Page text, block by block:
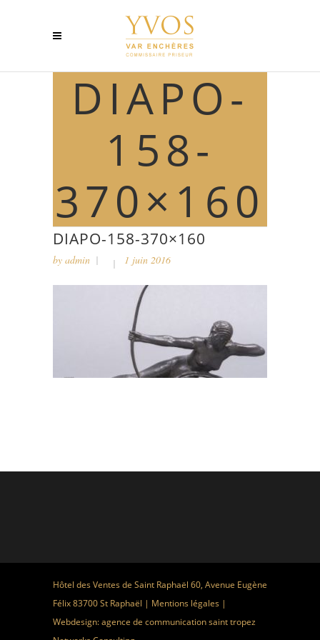
DIAPO-
158-
370×160
DIAPO-158-370×160
by admin 1 juin 2016
Hôtel des Ventes de Saint Raphaël 60, Avenue Eugène
Félix 83700 St Raphaël | Mentions légales |
Webdesign:agence de communication saint tropez